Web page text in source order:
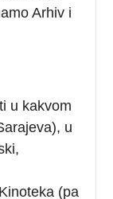
Arhiv i
u kakvom
u
(pa